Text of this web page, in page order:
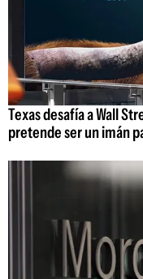
Texas desafía a Wall
pretende ser un imán